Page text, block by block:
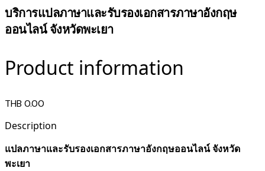
บริการแปลภาษาและรับรองเอกสารภาษาอังกฤษ
ออนไลน์ จังหวัดพะเยา
Product information
THB 0.00
Description
แปลภาษาและรับรองเอกสารภาษาอังกฤษออนไลน์ จังหวัด
พะเยา